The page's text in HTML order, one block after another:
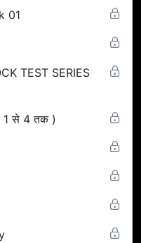
01
TEST SERIES
1 से 4 तक )